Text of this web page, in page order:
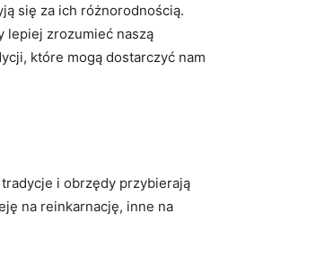
się za ich różnorodnością.
lepiej zrozumieć naszą
które mogą dostarczyć nam
i obrzędy przybierają
na reinkarnację, inne na